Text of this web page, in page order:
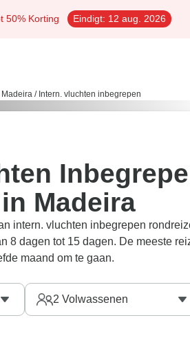
50% Korting Eindigt: 12 aug. 2026
Madeira / Intern. vluchten inbegrepen
Madeira
intern. vluchten inbegrepen
8 dagen tot 15 dagen. De meeste
maand om te gaan.
2 Volwassenen